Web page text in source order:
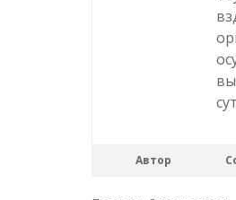
Автор